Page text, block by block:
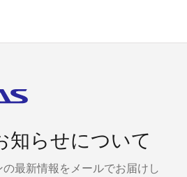
知らせについて
最新情報をメールでお届けし